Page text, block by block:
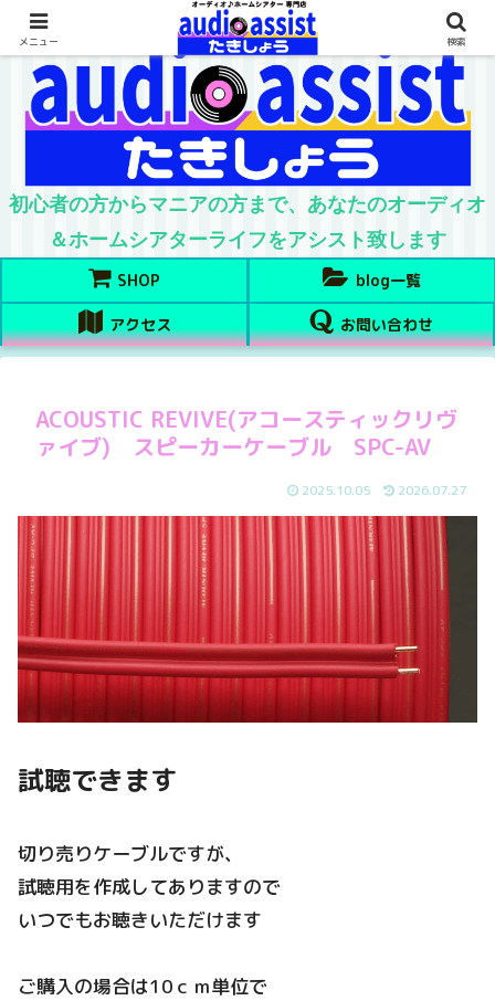
初心者の方からマニアの方まで、あなたのオーディオ
＆ホームシアターライフをアシスト致します
SHOP blog一覧
アクセス お問い合わせ
ACOUSTIC REVIVE(アコースティックリヴ
ァイブ) スピーカーケーブル SPC-AV
2025.10.05 2026.07.27
試聴できます
切り売りケーブルですが、
試聴用を作成してありますので
いつでもお聴きいただけます
ご購入の場合は10ｃｍ単位で
メニュー 検索